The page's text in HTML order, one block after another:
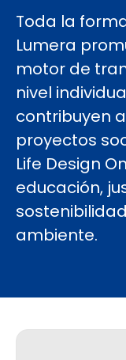
Toda la
Lumera
motor de
nivel
contribuyen
proyectos
Life Design
educación,
ambiente.